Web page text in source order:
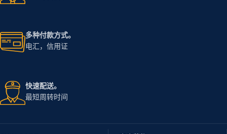
多种付款方式。
电汇，信用证
快速配送。
最短周转时间